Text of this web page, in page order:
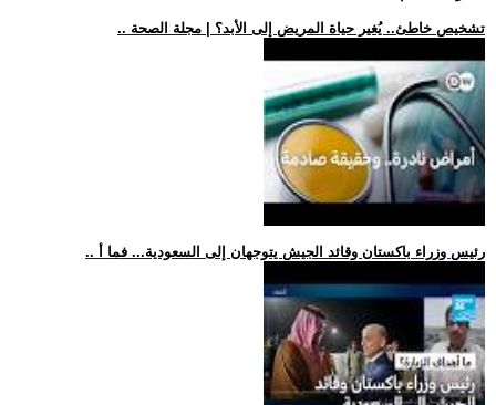
.. تشخيص خاطئ.. يُغير حياة المريض إلى الأبد؟ | مجلة الصحة
.. رئيس وزراء باكستان وقائد الجيش يتوجهان إلى السعودية... فما أ